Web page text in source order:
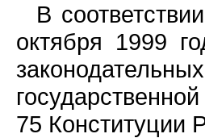
В
октября 1999
75 Конституции